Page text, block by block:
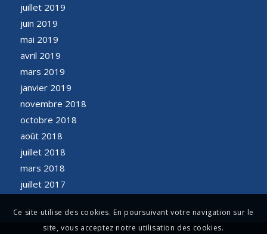
juillet 2019
juin 2019
mai 2019
avril 2019
mars 2019
janvier 2019
novembre 2018
octobre 2018
août 2018
juillet 2018
mars 2018
juillet 2017
Ce site utilise des cookies. En poursuivant votre navigation sur le
site, vous acceptez notre utilisation des cookies.